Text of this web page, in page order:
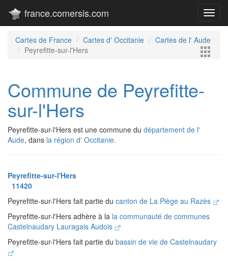
france.comersis.com
Cartes de France Cartes d' Occitanie
Cartes de l' Aude
Peyrefitte-sur-l'Hers
Commune de Peyrefitte-
sur-l'Hers
Peyrefitte-sur-l'Hers est une commune du département de l'
Aude, dans la région d' Occitanie.
Peyrefitte-sur-l'Hers
11420
Peyrefitte-sur-l'Hers fait partie du canton de La Piège au Razès
Peyrefitte-sur-l'Hers adhère à la la communauté de communes
Castelnaudary Lauragais Audois
Peyrefitte-sur-l'Hers fait partie du bassin de vie de Castelnaudary